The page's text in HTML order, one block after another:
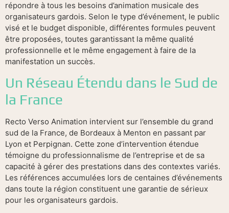
répondre à tous les besoins d’animation musicale des
organisateurs gardois. Selon le type d’événement, le public
visé et le budget disponible, différentes formules peuvent
être proposées, toutes garantissant la même qualité
professionnelle et le même engagement à faire de la
manifestation un succès.
Un Réseau Étendu dans le Sud de
la France
Recto Verso Animation intervient sur l’ensemble du grand
sud de la France, de Bordeaux à Menton en passant par
Lyon et Perpignan. Cette zone d’intervention étendue
témoigne du professionnalisme de l’entreprise et de sa
capacité à gérer des prestations dans des contextes variés.
Les références accumulées lors de centaines d’événements
dans toute la région constituent une garantie de sérieux
pour les organisateurs gardois.